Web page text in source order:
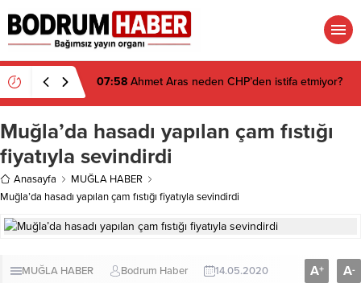
07:58 Ahmet Aras neden CHP’den istifa etmiyor?
Muğla’da hasadı yapılan çam fıstığı
fiyatıyla sevindirdi
Anasayfa
MUĞLA HABER
Muğla’da hasadı yapılan çam fıstığı fiyatıyla sevindirdi
MUĞLA HABER Bodrum Haber 14.05.2020 A+ A-